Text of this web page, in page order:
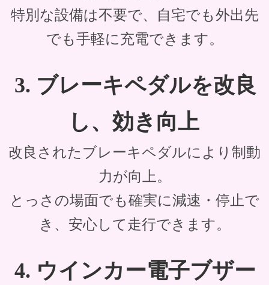
特別な設備は不要で、自宅でも外出先
でも手軽に充電できます。
3. ブレーキペダルを改良
し、効き向上
改良されたブレーキペダルにより制動
力が向上。
とっさの場面でも確実に減速・停止で
き、安心して走行できます。
4. ウインカー電子ブザー